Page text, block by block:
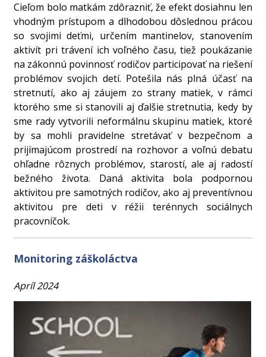
Cieľom bolo matkám zdôrazniť, že efekt dosiahnu len
vhodným prístupom a dlhodobou dôslednou prácou
so svojimi deťmi, určením mantinelov, stanovením
aktivít pri trávení ich voľného času, tiež poukázanie
na zákonnú povinnosť rodičov participovať na riešení
problémov svojich detí. Potešila nás plná účasť na
stretnutí, ako aj záujem zo strany matiek, v rámci
ktorého sme si stanovili aj ďalšie stretnutia, kedy by
sme rady vytvorili neformálnu skupinu matiek, ktoré
by sa mohli pravidelne stretávať v bezpečnom a
prijímajúcom prostredí na rozhovor a voľnú debatu
ohľadne rôznych problémov, starostí, ale aj radostí
bežného života. Daná aktivita bola podpornou
aktivitou pre samotných rodičov, ako aj preventívnou
aktivitou pre deti v réžii terénnych sociálnych
pracovníčok.
Monitoring záškoláctva
Apríl 2024